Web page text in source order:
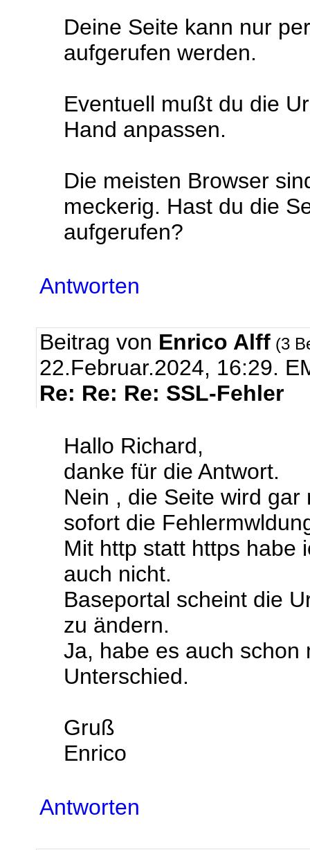
Deine Seite kann nur
aufgerufen werden.
Eventuell mußt du die
Hand anpassen.
Die meisten Browser
meckerig. Hast du die
aufgerufen?
Antworten
Beitrag von Enrico Alff (3
22.Februar.2024, 16:29.
Re: Re: Re: SSL-Fehler
Hallo Richard,
danke für die Antwort.
Nein , die Seite wird
sofort die
Mit http statt https habe
auch nicht.
Baseportal scheint die
zu ändern.
Ja, habe es auch schon
Unterschied.
Gruß
Enrico
Antworten